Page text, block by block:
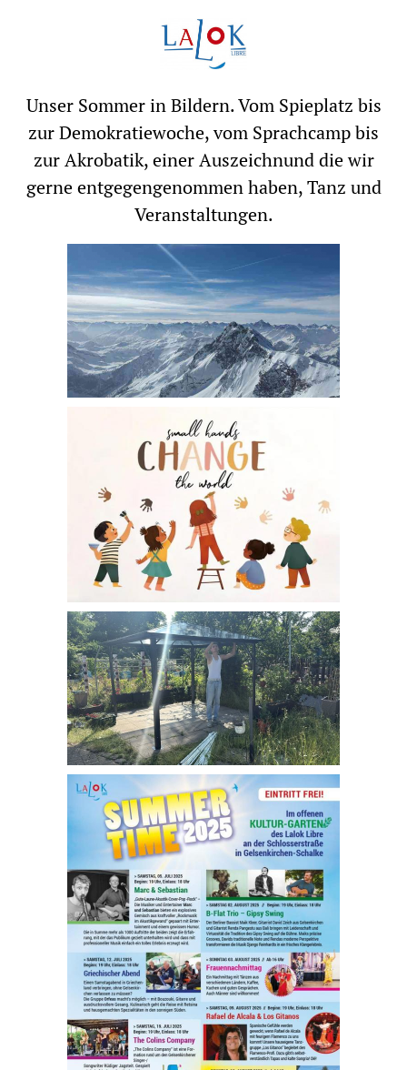
Unser Sommer in Bildern. Vom Spieplatz bis
zur Demokratiewoche, vom Sprachcamp bis
zur Akrobatik, einer Auszeichnund die wir
gerne entgegengenommen haben, Tanz und
Veranstaltungen.